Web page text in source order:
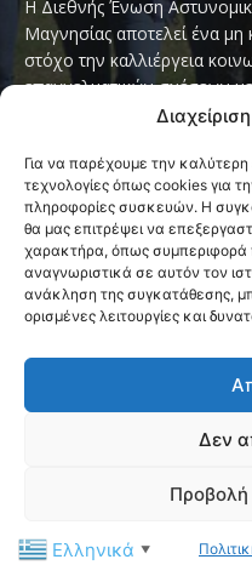
Για να παρέχουμε την καλύτερη
τεχνολογίες όπως cookies για
πληροφορίες συσκευών. Η
θα μας επιτρέψει να
χαρακτήρα, όπως συμπεριφορά
αναγνωριστικά σε αυτόν τον
ανάκληση της συγκατάθεσης,
ορισμένες λειτουργίες και
Δεν
Η Διεθνής Ένωση
Μαγνησίας αποτελεί ένα
στόχο την καλλιέργεια
επαγγελματικών σχέσεων
παγκόσμιο σύνθημα
Contact us:
@2026 I.P.A. Magnesia by paggus
Privacy & Terms Page
Ελληνικά ▼